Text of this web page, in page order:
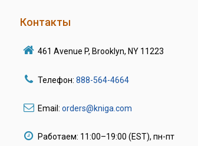
Контакты
461 Avenue P, Brooklyn, NY 11223
Телефон: 888-564-4664
Email: orders@kniga.com
Работаем: 11:00–19:00 (EST), пн-пт